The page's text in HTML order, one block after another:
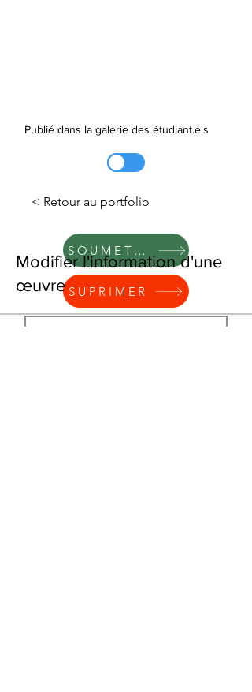
Publié dans la galerie des étudiant.e.s
SOUMETTRE
SUPRIMER
< Retour au portfolio
Modifier l'information d'une
œuvre